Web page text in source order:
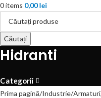
0items 0,00lei
Căutați
Hidranti
Categorii
Prima pagină Industrie Armaturi